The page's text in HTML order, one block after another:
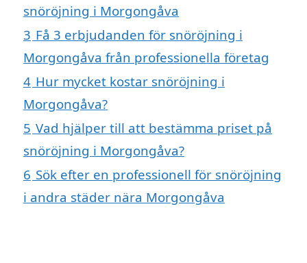
snöröjning i Morgongåva
3 Få 3 erbjudanden för snöröjning i
Morgongåva från professionella företag
4 Hur mycket kostar snöröjning i
Morgongåva?
5 Vad hjälper till att bestämma priset på
snöröjning i Morgongåva?
6 Sök efter en professionell för snöröjning
i andra städer nära Morgongåva